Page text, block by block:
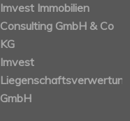
Imvest Immobilien
Consulting GmbH & Co
KG
Imvest
Liegenschaftsverwertungs
GmbH